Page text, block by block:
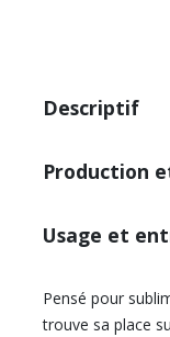
Descriptif
Production
Usage et
Pensé pour
trouve sa place